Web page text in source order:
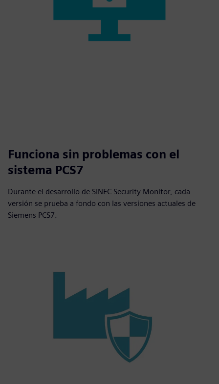
Funciona sin problemas con el
sistema PCS7
Durante el desarrollo de SINEC Security Monitor, cada
versión se prueba a fondo con las versiones actuales de
Siemens PCS7.